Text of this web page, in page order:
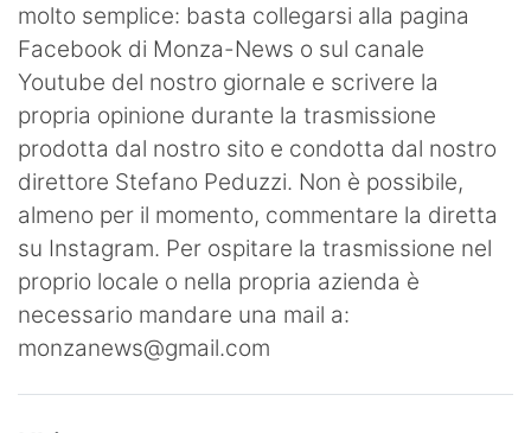
molto semplice: basta collegarsi alla pagina
Facebook di Monza-News o sul canale
Youtube del nostro giornale e scrivere la
propria opinione durante la trasmissione
prodotta dal nostro sito e condotta dal nostro
direttore Stefano Peduzzi. Non è possibile,
almeno per il momento, commentare la diretta
su Instagram. Per ospitare la trasmissione nel
proprio locale o nella propria azienda è
necessario mandare una mail a:
monzanews@gmail.com